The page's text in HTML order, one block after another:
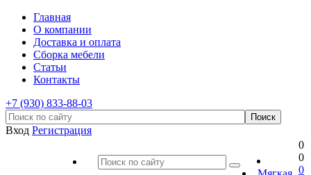
Главная
О компании
Доставка и оплата
Сборка мебели
Статьи
Контакты
+7 (930) 833-88-03
Вход Регистрация
0
0
0